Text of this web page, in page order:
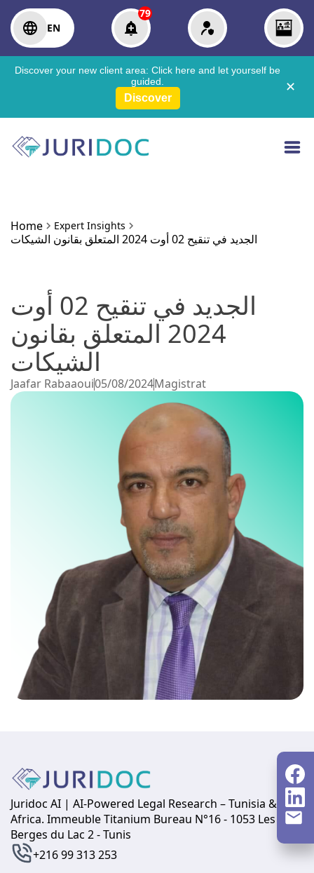
EN
79
Discover your new client area: Click here and let yourself be
guided.
Discover
✕
Home Expert Insights
الجديد في تنقيح 02 أوت 2024 المتعلق بقانون الشيكات
الجديد في تنقيح 02 أوت
2024 المتعلق بقانون
الشيكات
Jaafar Rabaaoui05/08/2024Magistrat
Juridoc AI | AI-Powered Legal Research – Tunisia &
Africa. Immeuble Titanium Bureau N°16 - 1053 Les
Berges du Lac 2 - Tunis
+216 99 313 253